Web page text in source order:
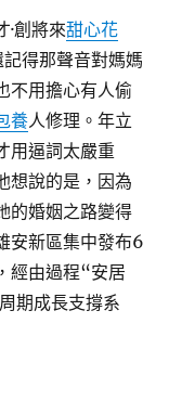
·創將來甜心花
得那聲音對媽媽
不用擔心有人偷
養人修理。年立
用逼詞太嚴重
想說的是，因為
的婚姻之路變得
安新區集中發布6
經由過程“安居
期成長支撐系